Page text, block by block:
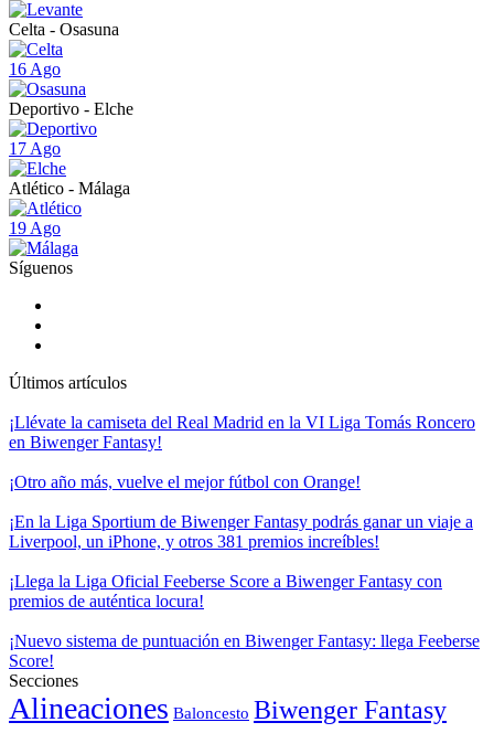
Celta - Osasuna
16 Ago
Deportivo - Elche
17 Ago
Atlético - Málaga
19 Ago
Síguenos
Últimos artículos
¡Llévate la camiseta del Real Madrid en la VI Liga Tomás Roncero
en Biwenger Fantasy!
¡Otro año más, vuelve el mejor fútbol con Orange!
¡En la Liga Sportium de Biwenger Fantasy podrás ganar un viaje a
Liverpool, un iPhone, y otros 381 premios increíbles!
¡Llega la Liga Oficial Feeberse Score a Biwenger Fantasy con
premios de auténtica locura!
¡Nuevo sistema de puntuación en Biwenger Fantasy: llega Feeberse
Score!
Secciones
Alineaciones Baloncesto Biwenger Fantasy